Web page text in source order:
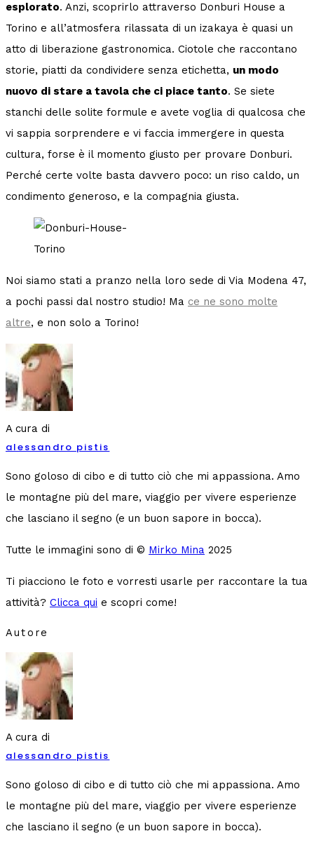
esplorato. Anzi, scoprirlo attraverso Donburi House a
Torino e all’atmosfera rilassata di un izakaya è quasi un
atto di liberazione gastronomica. Ciotole che raccontano
storie, piatti da condividere senza etichetta, un modo
nuovo di stare a tavola che ci piace tanto. Se siete
stanchi delle solite formule e avete voglia di qualcosa che
vi sappia sorprendere e vi faccia immergere in questa
cultura, forse è il momento giusto per provare Donburi.
Perché certe volte basta davvero poco: un riso caldo, un
condimento generoso, e la compagnia giusta.
Noi siamo stati a pranzo nella loro sede di Via Modena 47,
a pochi passi dal nostro studio! Ma ce ne sono molte
altre, e non solo a Torino!
A cura di
alessandro pistis
Sono goloso di cibo e di tutto ciò che mi appassiona. Amo
le montagne più del mare, viaggio per vivere esperienze
che lasciano il segno (e un buon sapore in bocca).
Tutte le immagini sono di © Mirko Mina 2025
Ti piacciono le foto e vorresti usarle per raccontare la tua
attività? Clicca qui e scopri come!
Autore
A cura di
alessandro pistis
Sono goloso di cibo e di tutto ciò che mi appassiona. Amo
le montagne più del mare, viaggio per vivere esperienze
che lasciano il segno (e un buon sapore in bocca).